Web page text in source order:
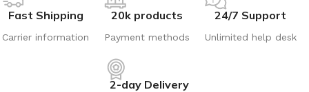
Fast Shipping
Carrier information
20k products
Payment methods
24/7 Support
Unlimited help desk
2-day Delivery